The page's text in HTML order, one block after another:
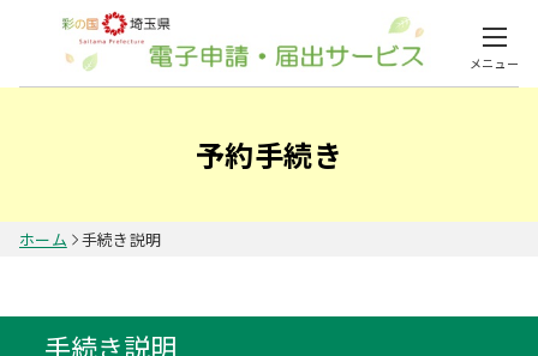
メニュー
予約手続き
ホーム 手続き説明
手続き説明